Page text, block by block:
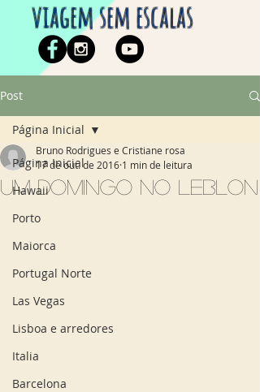
viagem sem escalas
Post
Página Inicial
Hawaii
Porto
Maiorca
Portugal Norte
Las Vegas
Lisboa e arredores
Italia
Barcelona
Página Inicial
Um domingo no Leblon
Bruno Rodrigues e Cristiane rosa
17 de out. de 2016 1 min de leitura